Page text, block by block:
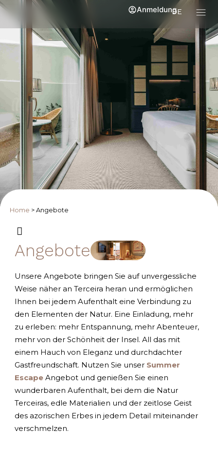
DE
Anmeldung
Home > Angebote
Angebote
Unsere Angebote bringen Sie auf unvergessliche
Weise näher an Terceira heran und ermöglichen
Ihnen bei jedem Aufenthalt eine Verbindung zu
den Elementen der Natur. Eine Einladung, mehr
zu erleben: mehr Entspannung, mehr Abenteuer,
mehr von der Schönheit der Insel. All das mit
einem Hauch von Eleganz und durchdachter
Gastfreundschaft. Nutzen Sie unser Summer
Escape Angebot und genießen Sie einen
wunderbaren Aufenthalt, bei dem die Natur
Terceiras, edle Materialien und der zeitlose Geist
des azorischen Erbes in jedem Detail miteinander
verschmelzen.